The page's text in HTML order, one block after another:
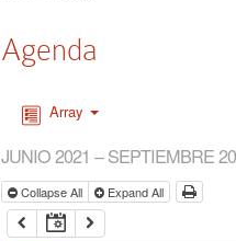
Agenda
Array
JUNIO 2021 – SEPTIEMBRE
Collapse All Expand All